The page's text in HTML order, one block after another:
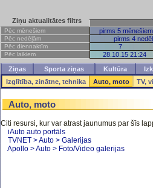
Ziņu aktualitātes filtrs
Pēc mēnešiem pirms 5 mēnešiem
Pēc nedēļām pirms 4
Pēc diennaktīm 7
Pēc laikiem 28.10.15 21:24
Ziņas Sporta ziņas Kultūra
Izglītība, zinātne, tehnika
Auto, moto TV,
Auto, moto
Citi resursi, kur var atrast jaunumus par šīs
iAuto auto portāls
TVNET > Auto > Galerijas
Apollo > Auto > Foto/Video galerijas